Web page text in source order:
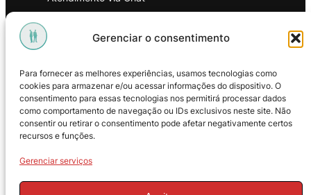
Gerenciar o consentimento
Para fornecer as melhores experiências, usamos tecnologias como
cookies para armazenar e/ou acessar informações do dispositivo. O
consentimento para essas tecnologias nos permitirá processar dados
como comportamento de navegação ou IDs exclusivos neste site. Não
consentir ou retirar o consentimento pode afetar negativamente certos
recursos e funções.
Gerenciar serviços
Política de Privacidade
Política de Troca e Devoluções
Política de Reembolso